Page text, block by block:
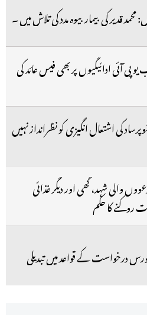
قدیر کی بیمار بیوہ مدد کی تلاش میں ۔
پی آئی ادائیگیوں پر بھی فیس عائد کی
کی اشتعال انگیزی کو نظرانداز نہیں
فیصد‘ دعووں والی شہد، گھی اور دیگر غذائی
کا حکم
درخواست کے قواعد میں تبدیلی